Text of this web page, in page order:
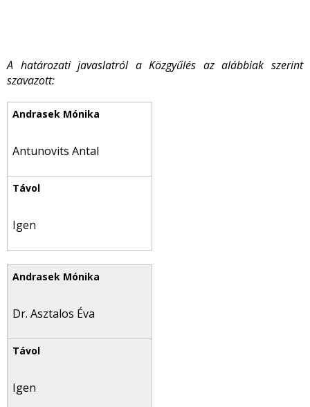
A határozati javaslatról a Közgyűlés az alábbiak szerint
szavazott:
Antunovits Antal
Igen
Dr. Asztalos Éva
Igen